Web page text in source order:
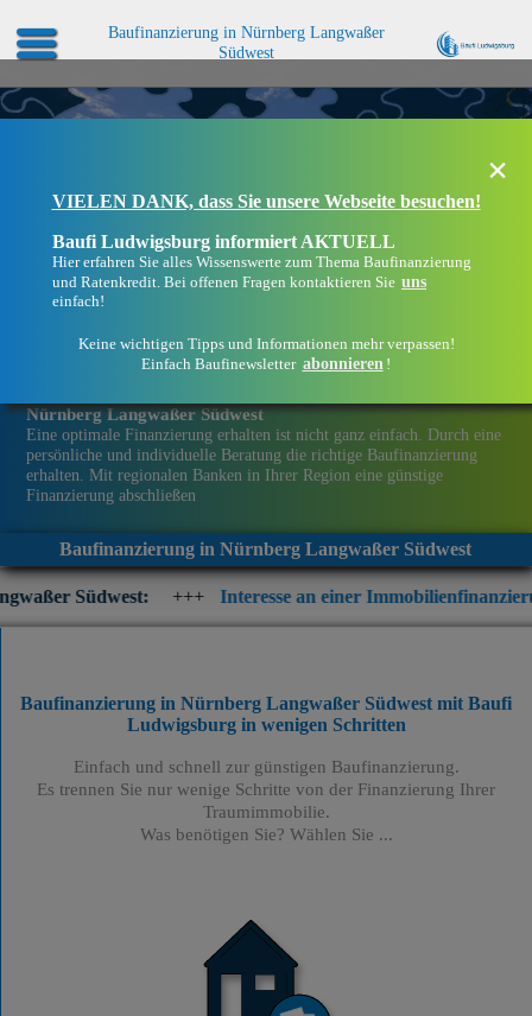
Baufinanzierung in Nürnberg Langwaßer
Südwest
Nürnberg Langwaßer Südwest
Eine optimale Finanzierung erhalten ist nicht ganz einfach. Durch eine
persönliche und individuelle Beratung die richtige Baufinanzierung
erhalten. Mit regionalen Banken in Ihrer Region eine günstige
Finanzierung abschließen
Baufinanzierung in Nürnberg Langwaßer Südwest
+++ Interesse an einer Immobilienfinanzierung? Prüfen
×
VIELEN DANK, dass Sie unsere Webseite besuchen!
Baufi Ludwigsburg informiert AKTUELL
Hier erfahren Sie alles Wissenswerte zum Thema Baufinanzierung
und Ratenkredit. Bei offenen Fragen kontaktieren Sie uns
einfach!
Keine wichtigen Tipps und Informationen mehr verpassen!
Einfach Baufinewsletter abonnieren !
Baufinanzierung in Nürnberg Langwaßer Südwest mit Baufi
Ludwigsburgin wenigen Schritten
Einfach und schnell zur günstigen Baufinanzierung.
Es trennen Sie nur wenige Schritte von der Finanzierung Ihrer
Traumimmobilie.
Was benötigen Sie? Wählen Sie ...